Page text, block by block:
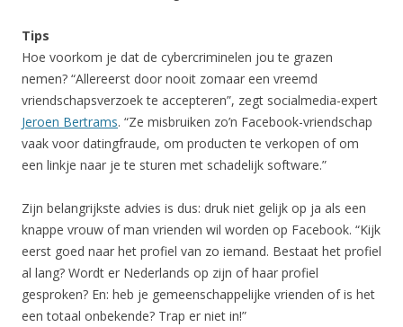
Tips
Hoe voorkom je dat de cybercriminelen jou te grazen
nemen? “Allereerst door nooit zomaar een vreemd
vriendschapsverzoek te accepteren”, zegt socialmedia-expert
Jeroen Bertrams. “Ze misbruiken zo’n Facebook-vriendschap
vaak voor datingfraude, om producten te verkopen of om
een linkje naar je te sturen met schadelijk software.”
Zijn belangrijkste advies is dus: druk niet gelijk op ja als een
knappe vrouw of man vrienden wil worden op Facebook. “Kijk
eerst goed naar het profiel van zo iemand. Bestaat het profiel
al lang? Wordt er Nederlands op zijn of haar profiel
gesproken? En: heb je gemeenschappelijke vrienden of is het
een totaal onbekende? Trap er niet in!”